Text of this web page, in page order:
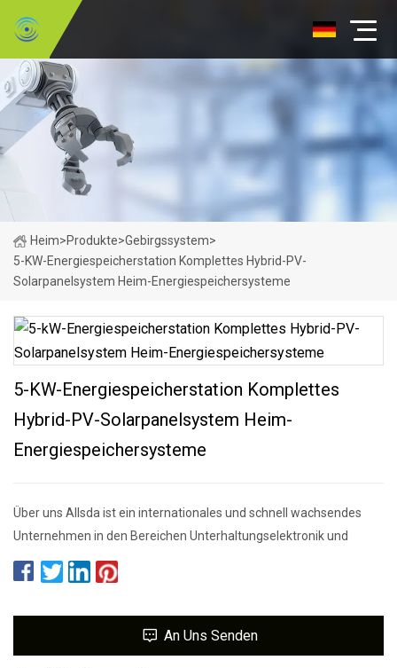
Heim>Produkte>Gebirgssystem>
5-KW-Energiespeicherstation Komplettes Hybrid-PV-
Solarpanelsystem Heim-Energiespeichersysteme
5-KW-Energiespeicherstation Komplettes
Hybrid-PV-Solarpanelsystem Heim-
Energiespeichersysteme
Über uns Allsda ist ein internationales und schnell wachsendes
Unternehmen in den Bereichen Unterhaltungselektronik und
An Uns Senden